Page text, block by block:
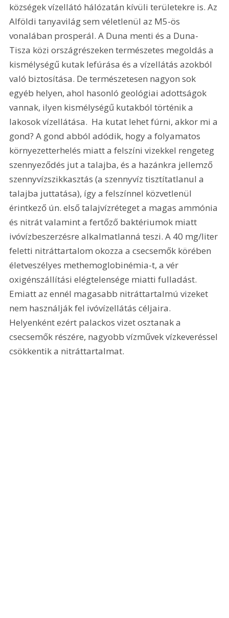
községek vízellátó hálózatán kívüli területekre is. Az
Alföldi tanyavilág sem véletlenül az M5-ös
vonalában prosperál. A Duna menti és a Duna-
Tisza közi országrészeken természetes megoldás a
kismélységű kutak lefúrása és a vízellátás azokból
való biztosítása. De természetesen nagyon sok
egyéb helyen, ahol hasonló geológiai adottságok
vannak, ilyen kismélységű kutakból történik a
lakosok vízellátása.  Ha kutat lehet fúrni, akkor mi a
gond? A gond abból adódik, hogy a folyamatos
környezetterhelés miatt a felszíni vizekkel rengeteg
szennyeződés jut a talajba, és a hazánkra jellemző
szennyvízszikkasztás (a szennyvíz tisztítatlanul a
talajba juttatása), így a felszínnel közvetlenül
érintkező ún. első talajvízréteget a magas ammónia
és nitrát valamint a fertőző baktériumok miatt
ivóvízbeszerzésre alkalmatlanná teszi. A 40 mg/liter
feletti nitráttartalom okozza a csecsemők körében
életveszélyes methemoglobinémia-t, a vér
oxigénszállítási elégtelensége miatti fulladást.
Emiatt az ennél magasabb nitráttartalmú vizeket
nem használják fel ivóvízellátás céljaira.
Helyenként ezért palackos vizet osztanak a
csecsemők részére, nagyobb vízművek vízkeveréssel
csökkentik a nitráttartalmat.